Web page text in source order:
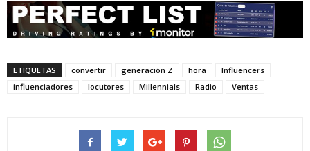
ETIQUETAS convertir generación Z hora
Influencers
influenciadores
locutores Millennials Radio Ventas